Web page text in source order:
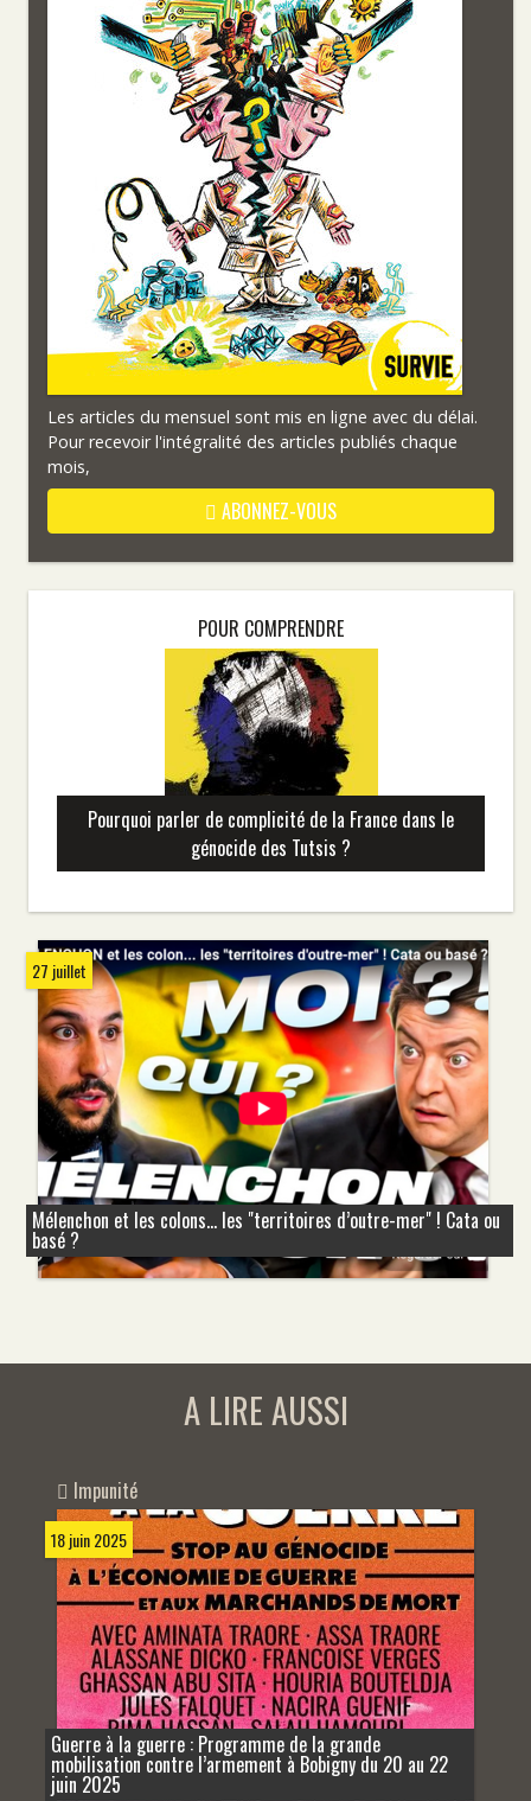
Les articles du mensuel sont mis en ligne avec du délai.
Pour recevoir l'intégralité des articles publiés chaque
mois,
ABONNEZ-VOUS
POUR COMPRENDRE
Pourquoi parler de complicité de la France dans le
génocide des Tutsis ?
27 juillet
Mélenchon et les colons... les "territoires d’outre-mer" ! Cata ou
basé ?
A LIRE AUSSI
Impunité
18 juin 2025
Guerre à la guerre : Programme de la grande
mobilisation contre l’armement à Bobigny du 20 au 22
juin 2025